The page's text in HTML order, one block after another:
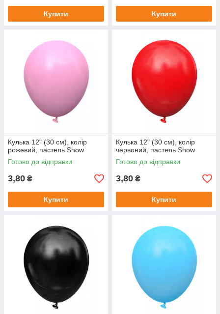
Купити Купити
Кулька 12" (30 см), колір
рожевий, пастель Show
Готово до відправки
3,80 ₴
Купити
Кулька 12" (30 см), колір
червоний, пастель Show
Готово до відправки
3,80 ₴
Купити